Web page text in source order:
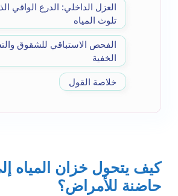
العزل الداخلي: الدرع الواقي
تلوث المياه
الفحص الاستباقي للشقوق
الخفية
خلاصة القول
كيف يتحول خزان المياه
حاضنة للأمراض؟